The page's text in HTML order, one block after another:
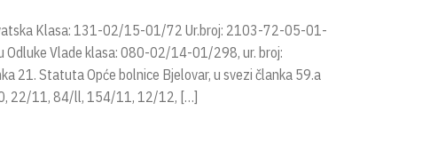
Klasa: 131-02/15-01/72 Ur.broj: 2103-72-05-01-
Vlade klasa: 080-02/14-01/298, ur. broj:
Statuta Opće bolnice Bjelovar, u svezi članka 59.a
22/11, 84/ll, 154/11, 12/12, […]